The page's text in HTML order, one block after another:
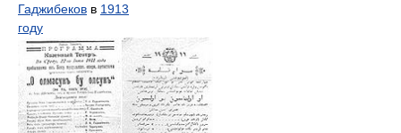
Гаджибеков в 1913
году